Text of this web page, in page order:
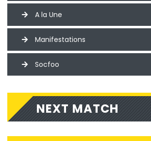
A la Une
Manifestations
Socfoo
NEXT MATCH